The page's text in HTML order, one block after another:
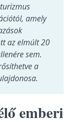
amely
az elmúlt 20
sem.
a
emberi